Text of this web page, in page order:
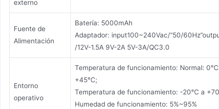
externo
Fuente de
Alimentación
Batería: 5000mAh
Adaptador: input100~240Vac/“50/
/12V-1.5A 9V-2A 5V-3A/QC3.0
Entorno
operativo
Temperatura de funcionamiento: Normal:
+45°C;
Temperatura de funcionamiento: -20°C a
Humedad de funcionamiento: 5%~95%